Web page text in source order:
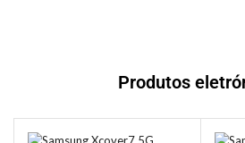
Produtos